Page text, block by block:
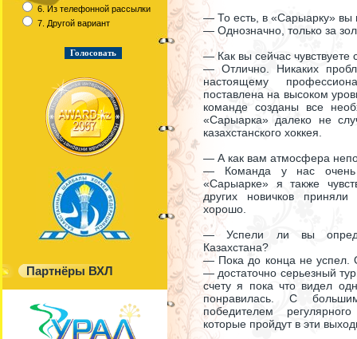
6. Из телефонной рассылки
7. Другой вариант
Партнёры ВХЛ
— То есть, в «Сарыарку» вы
— Однозначно, только за
— Как вы сейчас чувствуете
— Отлично. Никаких
настоящему
поставлена на высоком
команде созданы все
«Сарыарка» далеко не
казахстанского хоккея.
— А как вам атмосфера
— Команда у нас
«Сарыарке» я также
других новичков
хорошо.
— Успели ли вы
Казахстана?
— Пока до конца не успел.
— достаточно серьезный
счету я пока что видел
понравилась. С
победителем
которые пройдут в эти